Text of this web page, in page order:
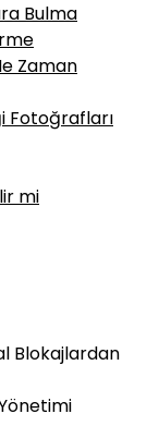
Bulma
Zaman
Fotoğrafları
mi
Blokajlardan